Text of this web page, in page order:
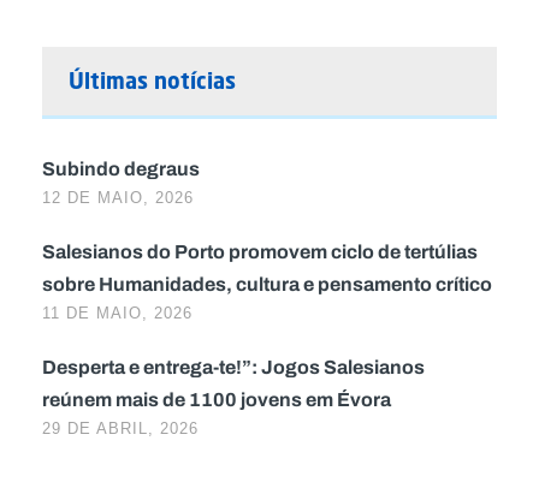
Últimas notícias
Subindo degraus
12 DE MAIO, 2026
Salesianos do Porto promovem ciclo de tertúlias
sobre Humanidades, cultura e pensamento crítico
11 DE MAIO, 2026
Desperta e entrega-te!”: Jogos Salesianos
reúnem mais de 1100 jovens em Évora
29 DE ABRIL, 2026